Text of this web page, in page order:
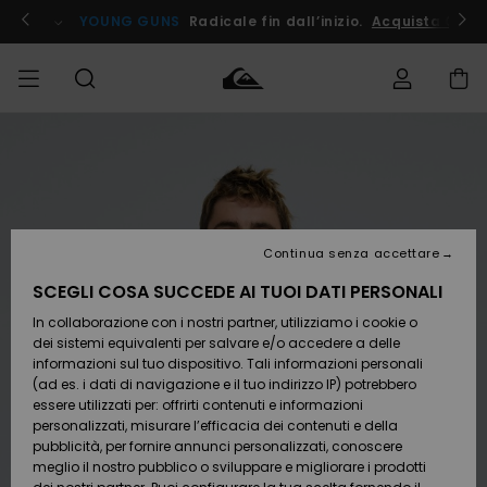
informazioni
prodotto
! YOUNG GUNS Radicale fin dall’inizio. Acquista Ora
Accessori
Calzature
e
infradito
Surf /
Acqua
Accessori
Calzature
e
infradito
Surf /
Acqua
Nuovi
Da
Scoprire
Snow
SURF
Uomo
Highlights
Comunità
SNOW
Uomo
Shop
Snow
Shop
Donna
OUTLET
Uomo
Outlet
Donna
Spedizione
Pagamento
Buono regalo
Quiksilver
Freedom
SCEGLI COSA SUCCEDE AI TUOI DATI PERSONALI
In collaborazione con i nostri partner, utilizziamo i cookie o
dei sistemi equivalenti per salvare e/o accedere a delle
informazioni sul tuo dispositivo. Tali informazioni personali
(ad es. i dati di navigazione e il tuo indirizzo IP) potrebbero
essere utilizzati per: offrirti contenuti e informazioni
personalizzati, misurare l’efficacia dei contenuti e della
pubblicità, per fornire annunci personalizzati, conoscere
meglio il nostro pubblico o sviluppare e migliorare i prodotti
Continua senza accettare